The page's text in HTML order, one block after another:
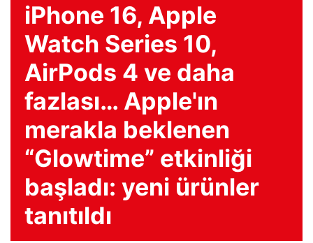
iPhone 16, Apple
Watch Series 10,
AirPods 4 ve daha
fazlası… Apple'ın
merakla beklenen
“Glowtime” etkinliği
başladı: yeni ürünler
tanıtıldı